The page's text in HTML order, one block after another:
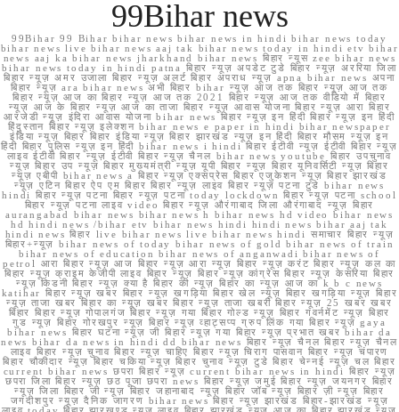
99Bihar news
99Bihar 99 Bihar bihar news bihar news in hindi bihar news today
bihar news live bihar news aaj tak bihar news today in hindi etv bihar
news aaj ka bihar news jharkhand bihar news बिहार न्यूस zee bihar news
bihar news today in hindi patna बिहार न्यूज़ अपडेट टुडे बिहार न्यूज़ अररिया जिला
बिहार न्यूज़ अमर उजाला बिहार न्यूज़ अलर्ट बिहार अपराध न्यूज़ apna bihar news अपना
बिहार न्यूज़ ara bihar news अभी बिहार bihar न्यूज़ आज तक बिहार न्यूज़ आज तक
बिहार न्यूज़ आज का बिहार न्यूज़ आज तक 2021 बिहार न्यूज़ आज तक वीडियो में बिहार
न्यूज़ आज के बिहार न्यूज़ आज का ताजा बिहार न्यूज़ आवास योजना बिहार न्यूज़ आरा बिहार
आरजेडी न्यूज़ इंदिरा आवास योजना bihar news बिहार न्यूज़ इन हिंदी बिहार न्यूज़ इन हिंदी
हिंदुस्तान बिहार न्यूज़ इलेक्शन bihar news e paper in hindi bihar newspaper
इंडिया न्यूज़ बिहार बिहार इंडिया न्यूज़ बिहार झारखंड न्यूज़ इन हिंदी बिहार मौसम न्यूज़ इन
हिंदी बिहार पुलिस न्यूज़ इन हिंदी bihar news i hindi बिहार ईटीवी न्यूज़ ईटीवी बिहार न्यूज़
लाइव ईटीवी बिहार न्यूज़ ईटीवी बिहार न्यूज़ चैनल bihar news youtube बिहार उपचुनाव
न्यूज़ बिहार उप न्यूज़ बिहार मुख्यमंत्री न्यूज़ यूपी बिहार न्यूज़ बिहार यूनिवर्सिटी न्यूज़ बिहार
न्यूज़ एबीपी bihar news a बिहार न्यूज़ एक्सप्रेस बिहार एजुकेशन न्यूज़ बिहार झारखंड
न्यूज़ एटिन बिहार ऐप एम बिहार बिहार न्यूज़ लाइव बिहार न्यूज़ पटना टुडे bihar news
hindi बिहार न्यूज़ पटना बिहार न्यूज़ पटना today lockdown बिहार न्यूज़ पटना school
बिहार न्यूज़ पटना लाइव video बिहार न्यूज़ औरंगाबाद जिला औरंगाबाद न्यूज़ बिहार
aurangabad bihar news bihar news h bihar news hd video bihar news
hd hindi news /bihar etv bihar news hindi hindi news bihar aaj tak
hindi news बिहार live bihar news live bihar news hindi समाचार बिहार न्यूज़
बिहार+न्यूज़ bihar news of today bihar news of gold bihar news of train
bihar news of education bihar news of anganwadi bihar news of
petrol आरा बिहार न्यूज़ आज बिहार न्यूज़ आरा न्यूज़ बिहार न्यूज़ करंट बिहार न्यूज़ कल का
बिहार न्यूज़ क्राइम केजीपी लाइव बिहार न्यूज़ बिहार न्यूज़ कांग्रेस बिहार न्यूज़ केसरिया बिहार
न्यूज़ किडनी बिहार न्यूज़ क्या है बिहार की न्यूज़ बिहार का न्यूज़ आज का k b c news
katihar बिहार न्यूज़ खबर बिहार न्यूज़ खगड़िया बिहार खेल न्यूज़ बिहार खगड़िया न्यूज़ बिहार
न्यूज़ ताजा खबर बिहार का न्यूज़ खबर बिहार न्यूज़ ताजा खबरी बिहार न्यूज़ 25 खबर खबर
बिहार बिहार न्यूज़ गोपालगंज बिहार न्यूज़ गया बिहार गोल्ड न्यूज़ बिहार गवर्नमेंट न्यूज़ बिहार
गुड न्यूज़ बिहार गोरखपुर न्यूज़ बिहार न्यूज़ व्हाट्सप्प ग्रुप लिंक गया बिहार न्यूज़ gaya
bihar news बिहार घटना न्यूज़ जी बिहार न्यूज़ गया बिहार न्यूज़ प्रभात खबर bihar da
news bihar da news in hindi dd bihar news बिहार न्यूज़ चैनल बिहार न्यूज़ चैनल
लाइव बिहार न्यूज़ चुनाव बिहार न्यूज़ चाहिए बिहार न्यूज़ चिराग पासवान बिहार न्यूज़ चंपारण
बिहार चौकीदार न्यूज़ बिहार चकिया न्यूज़ बिहार चुनाव न्यूज़ टुडे बिहार चेन्नई न्यूज़ चल बिहार
current bihar news छपरा बिहार न्यूज़ current bihar news in hindi बिहार न्यूज़
छपरा जिला बिहार न्यूज़ छठ पूजा छपरा news बिहार न्यूज़ जमुई बिहार न्यूज़ जयनगर बिहार
न्यूज़ जिला बिहार जी न्यूज़ बिहार जहानाबाद न्यूज़ बिहार जॉब न्यूज़ बिहार ज़ी न्यूज़ बिहार
जगदीशपुर न्यूज़ दैनिक जागरण bihar news बिहार न्यूज़ झारखंड बिहार-झारखंड न्यूज़